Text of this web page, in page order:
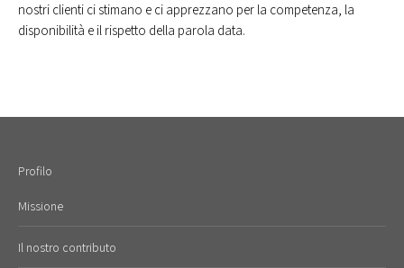
nostri clienti ci stimano e ci apprezzano per la competenza, la
disponibilità e il rispetto della parola data.
Profilo
Missione
Il nostro contributo